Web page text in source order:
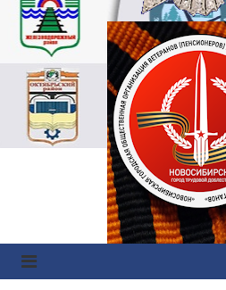
Общественная
Ветеранов-
Войны,